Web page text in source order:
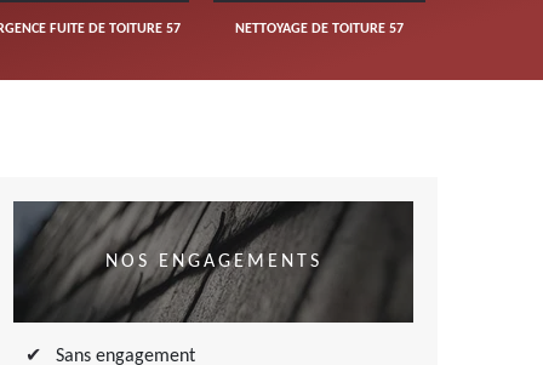
FUITE DE TOITURE 57 NETTOYAGE DE TOITURE 57
NOS ENGAGEMENTS
Sans engagement